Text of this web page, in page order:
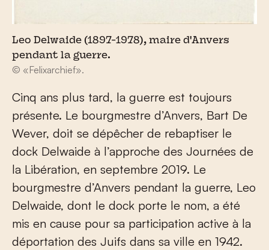
Leo Delwaide (1897-1978), maire d'Anvers
pendant la guerre.
© «Felixarchief».
Cinq ans plus tard, la guerre est toujours
présente. Le bourgmestre d’Anvers, Bart De
Wever, doit se dépêcher de rebaptiser le
dock Delwaide à l’approche des Journées de
la Libération, en septembre 2019. Le
bourgmestre d’Anvers pendant la guerre, Leo
Delwaide, dont le dock porte le nom, a été
mis en cause pour sa participation active à la
déportation des Juifs dans sa ville en 1942.